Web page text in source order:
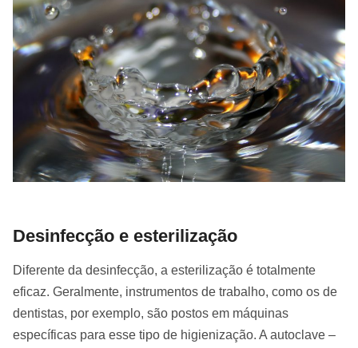
Desinfecção e esterilização
Diferente da desinfecção, a esterilização é totalmente
eficaz. Geralmente, instrumentos de trabalho, como os de
dentistas, por exemplo, são postos em máquinas
específicas para esse tipo de higienização. A autoclave –